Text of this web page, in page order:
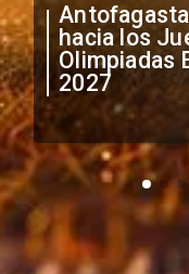
"Falta de
anuncia
irregular
extranjeros